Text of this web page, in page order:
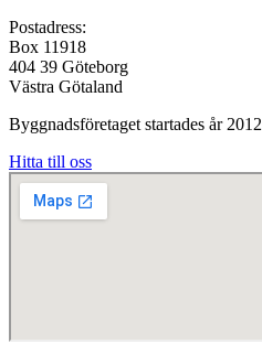
Postadress:
Box 11918
404 39 Göteborg
Västra Götaland
Byggnadsföretaget startades år 2012
Hitta till oss